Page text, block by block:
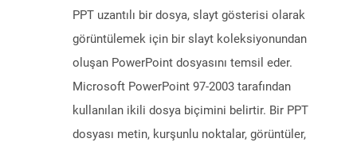
PPT uzantılı bir dosya, slayt gösterisi olarak
görüntülemek için bir slayt koleksiyonundan
oluşan PowerPoint dosyasını temsil eder.
Microsoft PowerPoint 97-2003 tarafından
kullanılan ikili dosya biçimini belirtir. Bir PPT
dosyası metin, kurşunlu noktalar, görüntüler,